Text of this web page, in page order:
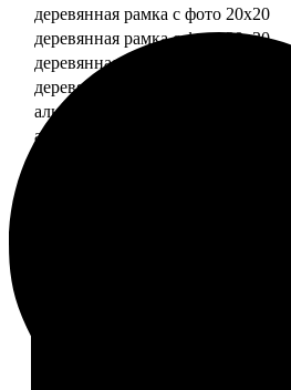
деревянная рамка с фото 20х20
деревянная рамка с фото 20х30
деревянная рамка с фото 30х30
деревянная рамка с фото 30х40
алюминиевая рамка с фото 10х15
алюминиевая рамка с фото 20х30